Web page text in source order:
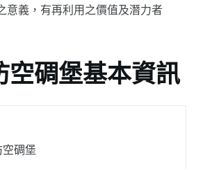
意義，有再利用之價值及潛力者
空碉堡基本資訊
碉堡